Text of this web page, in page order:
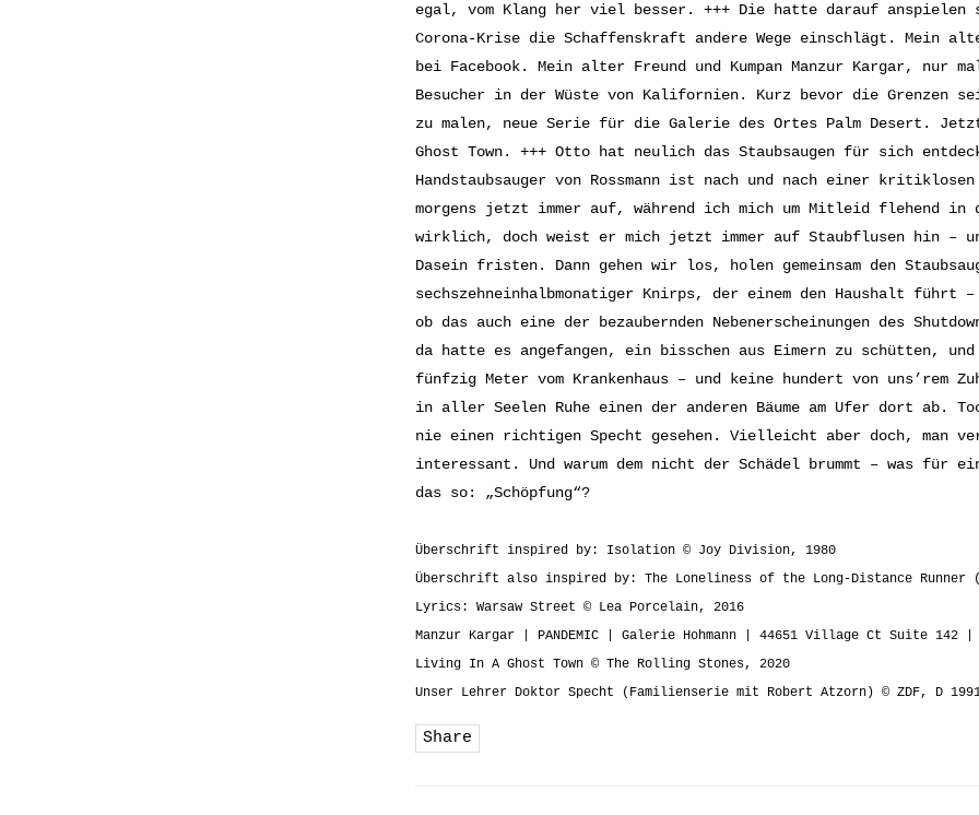
egal, vom Klang her viel besser. +++ Die hatte darauf
Corona-Krise die Schaffenskraft andere Wege einschlägt. Mein
bei Facebook. Mein alter Freund und Kumpan Manzur Kargar, nur
Besucher in der Wüste von Kalifornien. Kurz bevor die Grenzen
zu malen, neue Serie für die Galerie des Ortes Palm Desert.
Ghost Town. +++ Otto hat neulich das Staubsaugen für sich
Handstaubsauger von Rossmann ist nach und nach einer
morgens jetzt immer auf, während ich mich um Mitleid flehend
wirklich, doch weist er mich jetzt immer auf Staubflusen hin –
Dasein fristen. Dann gehen wir los, holen gemeinsam den
sechszehneinhalbmonatiger Knirps, der einem den Haushalt führt
ob das auch eine der bezaubernden Nebenerscheinungen des
da hatte es angefangen, ein bisschen aus Eimern zu schütten,
fünfzig Meter vom Krankenhaus – und keine hundert von uns’rem
in aller Seelen Ruhe einen der anderen Bäume am Ufer dort
nie einen richtigen Specht gesehen. Vielleicht aber doch,
interessant. Und warum dem nicht der Schädel brummt – was für
das so: „Schöpfung“?
Überschrift inspired by: Isolation © Joy Division, 1980
Überschrift also inspired by: The Loneliness of the Long-Distance
Lyrics: Warsaw Street © Lea Porcelain, 2016
Manzur Kargar | PANDEMIC | Galerie Hohmann | 44651 Village Ct Suite 142 |
Living In A Ghost Town © The Rolling Stones, 2020
Unser Lehrer Doktor Specht (Familienserie mit Robert Atzorn) © ZDF, D
Share